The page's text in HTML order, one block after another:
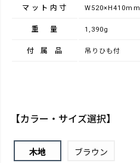
マット内寸 W520×H410mm
重量 1,390g
付属品 吊りひも付
【カラー・サイズ選択】
木地 ブラウン